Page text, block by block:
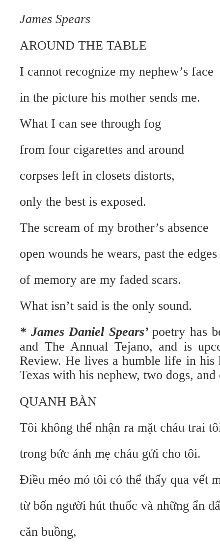
James Spears
AROUND THE TABLE
I cannot recognize my nephew’s face
in the picture his mother sends me.
What I can see through fog
from four cigarettes and around
corpses left in closets distorts,
only the best is exposed.
The scream of my brother’s absence
open wounds he wears, past the edges
of memory are my faded scars.
What isn’t said is the only sound.
* James Daniel Spears’poetry has
and The Annual Tejano, and is
Review. He lives a humble life in his
Texas with his nephew, two dogs,
QUANH BÀN
Tôi không thể nhận ra mặt cháu trai
trong bức ảnh mẹ cháu gửi cho tôi.
Điều méo mó tôi có thể thấy qua vết
từ bốn người hút thuốc và những ẩn
căn buồng,